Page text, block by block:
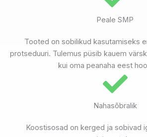
Peale SMP
Tooted on sobilikud kasutamiseks
protseduuri. Tulemus püsib kauem
kui oma peanaha eest
Nahasõbralik
Koostisosad on kerged ja sobivad